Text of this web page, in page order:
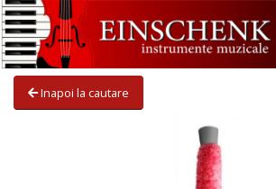
Inapoi la cautare